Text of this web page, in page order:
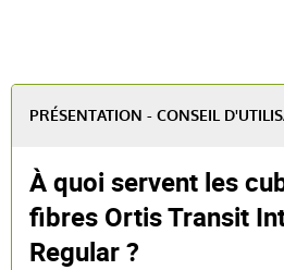
PRÉSENTATION - CONSEIL
À quoi servent les
fibres Ortis Transit
Regular ?